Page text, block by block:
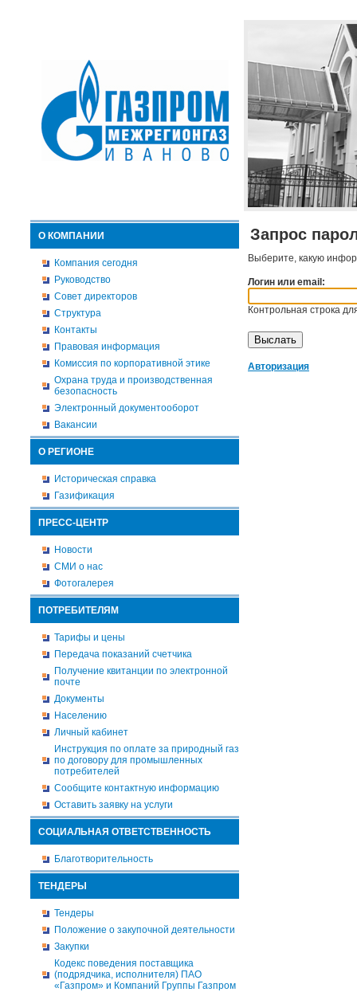
О КОМПАНИИ
Компания сегодня
Руководство
Совет директоров
Структура
Контакты
Правовая информация
Комиссия по корпоративной этике
Охрана труда и производственная
безопасность
Электронный документооборот
Вакансии
О РЕГИОНЕ
Историческая справка
Газификация
ПРЕСС-ЦЕНТР
Новости
СМИ о нас
Фотогалерея
ПОТРЕБИТЕЛЯМ
Тарифы и цены
Передача показаний счетчика
Получение квитанции по электронной
почте
Документы
Населению
Личный кабинет
Инструкция по оплате за природный газ
по договору для промышленных
потребителей
Сообщите контактную информацию
Оставить заявку на услуги
СОЦИАЛЬНАЯ ОТВЕТСТВЕННОСТЬ
Благотворительность
ТЕНДЕРЫ
Тендеры
Положение о закупочной деятельности
Закупки
Кодекс поведения поставщика
(подрядчика, исполнителя) ПАО
«Газпром» и Компаний Группы Газпром
Запрос
Выберите, какую
Логин или email:
Контрольная строка
Авторизация